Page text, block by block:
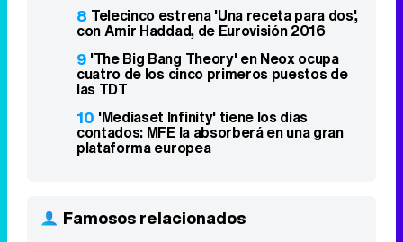
8 Telecinco estrena 'Una receta para dos',
con Amir Haddad, de Eurovisión 2016
9 'The Big Bang Theory' en Neox ocupa
cuatro de los cinco primeros puestos de
las TDT
10 'Mediaset Infinity' tiene los días
contados: MFE la absorberá en una gran
plataforma europea
Famosos relacionados